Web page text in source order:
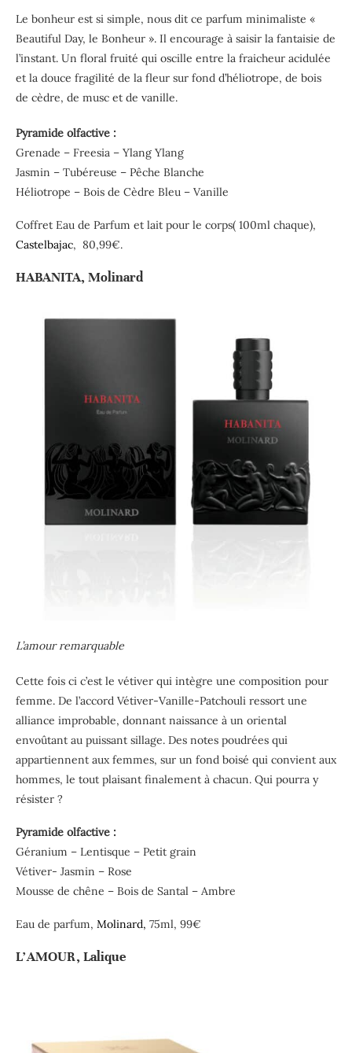
Le bonheur est si simple, nous dit ce parfum minimaliste «
Beautiful Day, le Bonheur ». Il encourage à saisir la fantaisie de
l’instant. Un floral fruité qui oscille entre la fraicheur acidulée
et la douce fragilité de la fleur sur fond d’héliotrope, de bois
de cèdre, de musc et de vanille.
Pyramide olfactive :
Grenade – Freesia – Ylang Ylang
Jasmin – Tubéreuse – Pêche Blanche
Héliotrope – Bois de Cèdre Bleu – Vanille
Coffret Eau de Parfum et lait pour le corps( 100ml chaque),
Castelbajac, 80,99€.
HABANITA, Molinard
L’amour remarquable
Cette fois ci c’est le vétiver qui intègre une composition pour
femme. De l’accord Vétiver-Vanille-Patchouli ressort une
alliance improbable, donnant naissance à un oriental
envoûtant au puissant sillage. Des notes poudrées qui
appartiennent aux femmes, sur un fond boisé qui convient aux
hommes, le tout plaisant finalement à chacun. Qui pourra y
résister ?
Pyramide olfactive :
Géranium – Lentisque – Petit grain
Vétiver- Jasmin – Rose
Mousse de chêne – Bois de Santal – Ambre
Eau de parfum, Molinard, 75ml, 99€
L’AMOUR, Lalique